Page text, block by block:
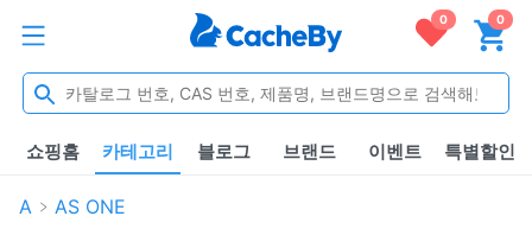
0 0
쇼핑홈 카테고리 블로그 브랜드 이벤트 특별할인
A AS ONE